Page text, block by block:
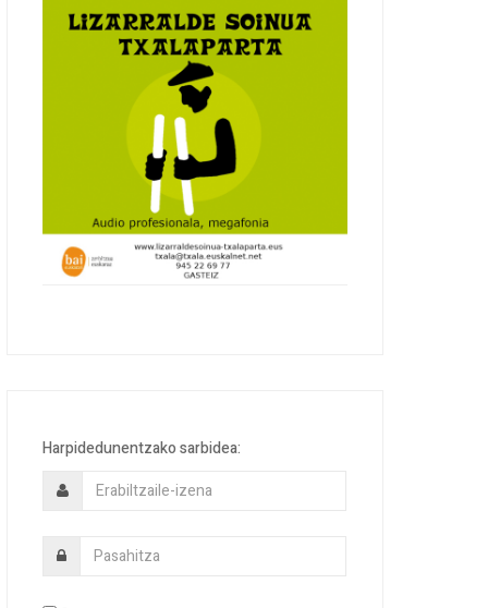
Harpidedunentzako sarbidea: